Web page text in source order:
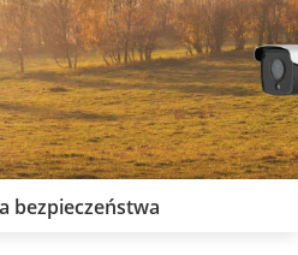
bezpieczeństwa